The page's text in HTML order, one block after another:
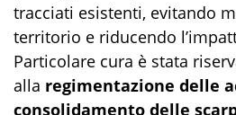
tracciati esistenti, evitando
territorio e riducendo
Particolare cura è stata
alla regimentazione delle
consolidamento delle